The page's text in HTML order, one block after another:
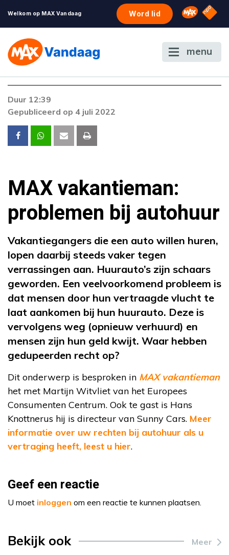
Welkom op MAX Vandaag Word lid Omroep
NPO
menu
Er is een licentie-fout opgetreden. Als het
contact op met onze klantenservice.
Duur 12:39
Gepubliceerd op 4 juli 2022
MAX vakantieman:
problemen bij autohuur
Vakantiegangers die een auto willen huren,
lopen daarbij steeds vaker tegen
verrassingen aan. Huurauto’s zijn schaars
geworden. Een veelvoorkomend probleem is
dat mensen door hun vertraagde vlucht te
laat aankomen bij hun huurauto. Deze is
vervolgens weg (opnieuw verhuurd) en
mensen zijn hun geld kwijt. Waar hebben
gedupeerden recht op?
Dit onderwerp is besproken in MAX vakantieman
het met Martijn Witvliet van het Europees
Consumenten Centrum. Ook te gast is Hans
Knottnerus hij is directeur van Sunny Cars. Meer
informatie over uw rechten bij autohuur als u
vertraging heeft, leest u hier.
Geef een reactie
U moet inloggen om een reactie te kunnen plaatsen.
Bekijk ook Meer